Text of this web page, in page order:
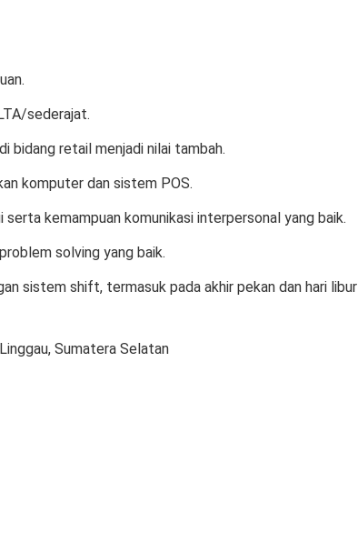
sederajat.
bidang retail menjadi nilai tambah.
komputer dan sistem POS.
kemampuan komunikasi interpersonal yang baik.
solving yang baik.
sistem shift, termasuk pada akhir pekan dan hari libur
Sumatera Selatan